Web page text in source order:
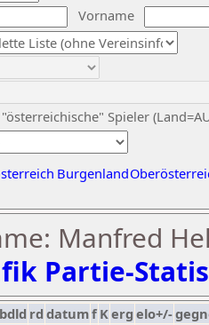
Vorname
Spieler
Burgenland
Manfred
Partie-
bdld rd datumf Kerg elo+/-